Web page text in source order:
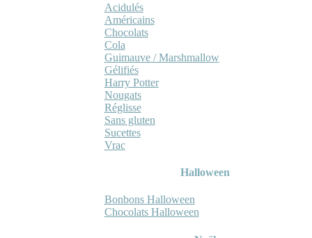
Acidulés
Américains
Chocolats
Cola
Guimauve / Marshmallow
Gélifiés
Harry Potter
Nougats
Réglisse
Sans gluten
Sucettes
Vrac
Halloween
Bonbons Halloween
Chocolats Halloween